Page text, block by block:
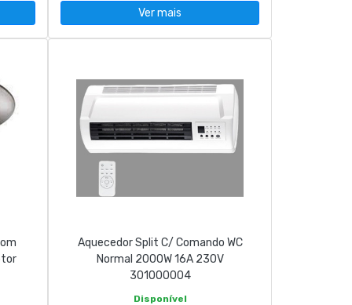
Ver mais
Aquecedor Split C/ Comando WC
Normal 2000W 16A 230V
301000004
Disponível